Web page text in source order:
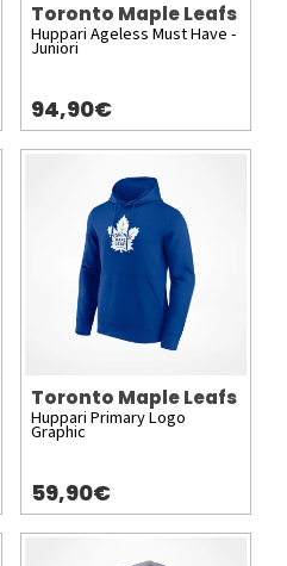
Toronto Maple Leafs
Huppari Ageless Must Have -
Juniori
94,90€
Toronto Maple Leafs
Huppari Primary Logo
Graphic
59,90€